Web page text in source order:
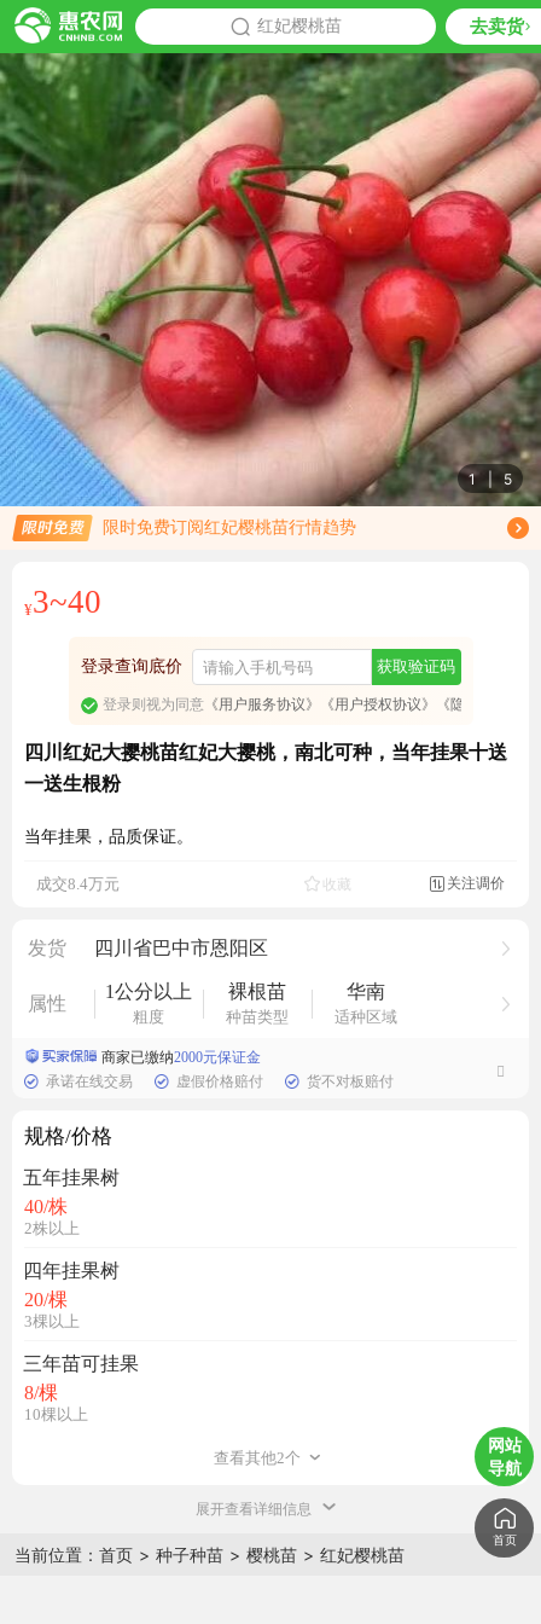
红妃樱桃苗 去卖货
1 5
限时免费订阅红妃樱桃苗行情趋势
免费订阅商品降价通知
¥3~40
登录查询底价 获取验证码
登录则视为同意《用户服务协议》 《用户授权协议》 《隐私政策》
四川红妃大撄桃苗红妃大撄桃，南北可种，当年挂果十送
一送生根粉
当年挂果，品质保证。
成交8.4万元  收藏 关注调价
发货 四川省巴中市恩阳区
属性
1公分以上
粗度
裸根苗
种苗类型
华南
适种区域
商家已缴纳2000元保证金
承诺在线交易
虚假价格赔付 货不对板赔付
规格/价格
五年挂果树
40/株
2株以上
四年挂果树
20/棵
3棵以上
三年苗可挂果
8/棵
10棵以上
查看其他2个
展开查看详细信息
当前位置： 首页 > 种子种苗 > 樱桃苗 > 红妃樱桃苗
网站
导航
首页